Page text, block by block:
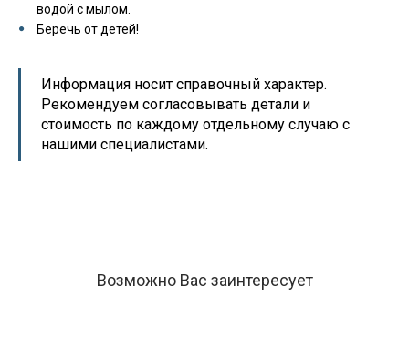
водой с мылом.
Беречь от детей!
Информация носит справочный характер.
Рекомендуем согласовывать детали и
стоимость по каждому отдельному случаю с
нашими специалистами.
Возможно Вас заинтересует